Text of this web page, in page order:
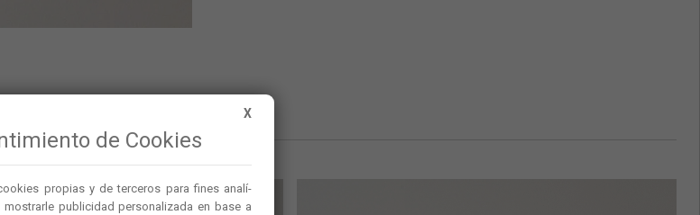
X
de Cookies
propias y de terceros para fines analí­
publicidad personalizada en base a